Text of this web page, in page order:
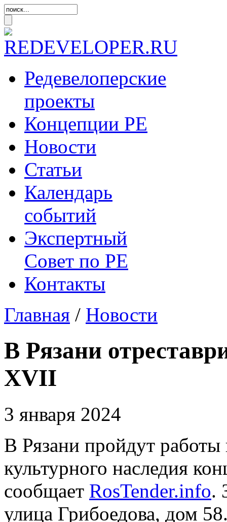
Редевелоперские
проекты
Концепции РЕ
Новости
Статьи
Календарь
событий
Экспертный
Совет по РЕ
Контакты
Главная / Новости
В Рязани
XVII
3 января 2024
В Рязани пройдут
культурного наследия
сообщает RosTender.info.
улица Грибоедова, дом